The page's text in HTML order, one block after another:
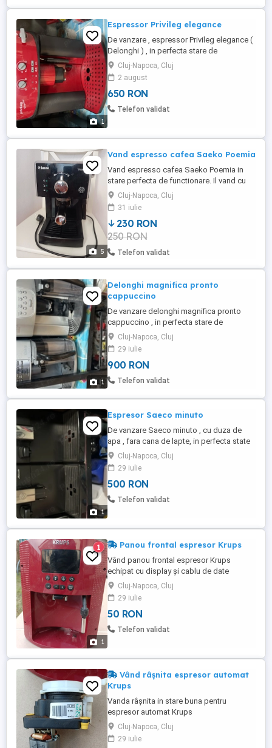
1
Espressor Privileg elegance
De vanzare , espressor Privileg elegance (
Delonghi ) , in perfecta stare de
functionare .
Cluj-Napoca, Cluj
2 august
650 RON
Telefon validat
5
Vand espresso cafea Saeko Poemia
Vand espresso cafea Saeko Poemia in
stare perfecta de functionare. Il vand cu
verificare si predare personala in Cluj-
Napoca. Nu trimit aparatul prin curier sau
posta.
Cluj-Napoca, Cluj
31 iulie
230 RON
250 RON
Telefon validat
1
Delonghi magnifica pronto
cappuccino
De vanzare delonghi magnifica pronto
cappuccino , in perfecta stare de
functionare.
Cluj-Napoca, Cluj
29 iulie
900 RON
Telefon validat
1
Espresor Saeco minuto
De vanzare Saeco minuto , cu duza de
apa , fara cana de lapte, in perfecta state
de functionare.
Cluj-Napoca, Cluj
29 iulie
500 RON
Telefon validat
1
1 Panou frontal espresor Krups
Vând panou frontal espresor Krups
echipat cu display și cablu de date
Cluj-Napoca, Cluj
29 iulie
50 RON
Telefon validat
Vând râșnita espresor automat
Krups
Vanda râșnita in stare buna pentru
espresor automat Krups
Cluj-Napoca, Cluj
29 iulie